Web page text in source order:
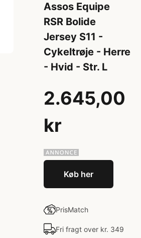
Assos Equipe
RSR Bolide
Jersey S11 -
Cykeltrøje - Herre
- Hvid - Str. L
2.645,00
kr
Køb her
PrisMatch
Fri fragt over kr. 349